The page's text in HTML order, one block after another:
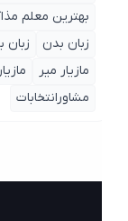
بهترین معلم مذاکره
زبان بدن
زبان بدن
مازیار میر
مازیارمیر
مشاورانتخابات